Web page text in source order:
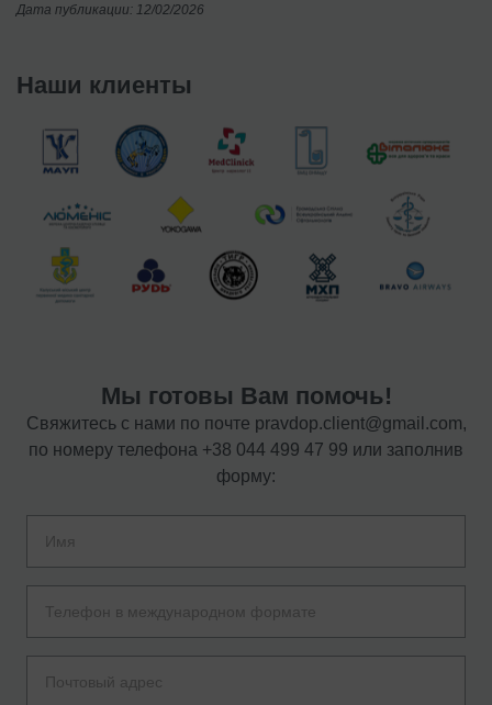
Дата публикации: 12/02/2026
Наши клиенты
Мы готовы Вам помочь!
Свяжитесь с нами по почте pravdop.client@gmail.com,
по номеру телефона +38 044 499 47 99 или заполнив
форму: